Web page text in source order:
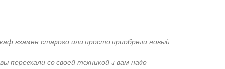
взамен старого или просто приобрели новый
переехали со своей техникой и вам надо